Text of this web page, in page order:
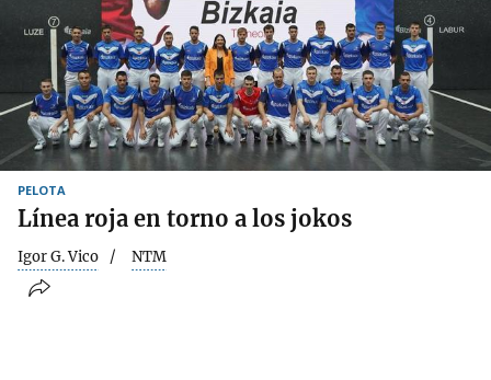
PELOTA
Línea roja en torno a los jokos
Igor G. Vico NTM